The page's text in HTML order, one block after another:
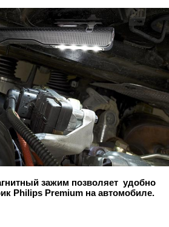
зажим позволяет удобно
Philips Premium на автомобиле.